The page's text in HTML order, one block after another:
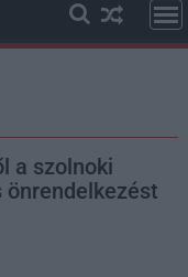
a szolnoki